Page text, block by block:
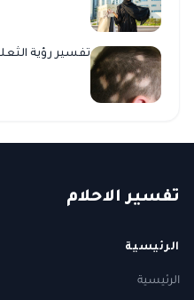
تفسير رؤية
تفسير الاحلام
الرئيسية
الرئيسية